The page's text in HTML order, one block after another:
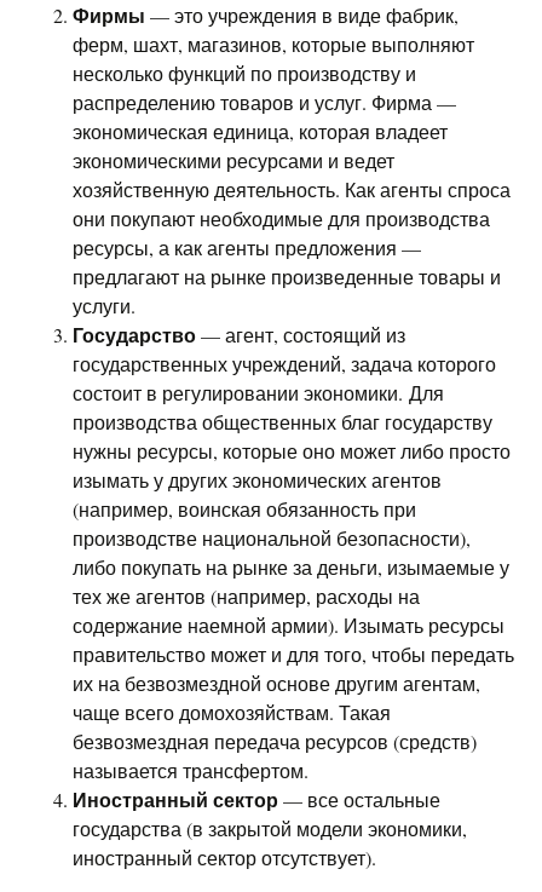
Фирмы — это учреждения в виде фабрик,
ферм, шахт, магазинов, которые выполняют
несколько функций по производству и
распределению товаров и услуг. Фирма —
экономическая единица, которая владеет
экономическими ресурсами и ведет
хозяйственную деятельность. Как агенты спроса
они покупают необходимые для производства
ресурсы, а как агенты предложения —
предлагают на рынке произведенные товары и
услуги.
Государство— агент, состоящий из
государственных учреждений, задача которого
состоит в регулировании экономики. Для
производства общественных благ государству
нужны ресурсы, которые оно может либо просто
изымать у других экономических агентов
(например, воинская обязанность при
производстве национальной безопасности),
либо покупать на рынке за деньги, изымаемые у
тех же агентов (например, расходы на
содержание наемной армии). Изымать ресурсы
правительство может и для того, чтобы передать
их на безвозмездной основе другим агентам,
чаще всего домохозяйствам. Такая
безвозмездная передача ресурсов (средств)
называется трансфертом.
Иностранный сектор — все остальные
государства (в закрытой модели экономики,
иностранный сектор отсутствует).